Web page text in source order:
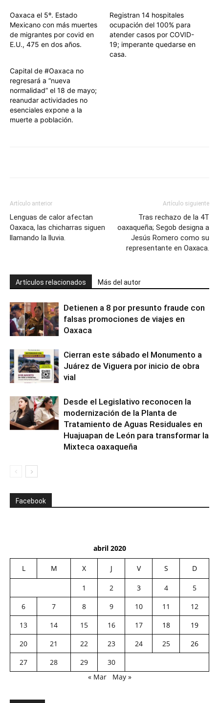
Oaxaca el 5º. Estado
Mexicano con más muertes
de migrantes por covid en
E.U., 475 en dos años.
Registran 14 hospitales
ocupación del 100% para
atender casos por COVID-
19; imperante quedarse en
casa.
Capital de #Oaxaca no
regresará a “nueva
normalidad” el 18 de mayo;
reanudar actividades no
esenciales expone a la
muerte a población.
Artículo anterior
Lenguas de calor afectan
Oaxaca, las chicharras siguen
llamando la lluvia.
Artículo siguiente
Tras rechazo de la 4T
oaxaqueña; Segob designa a
Jesús Romero como su
representante en Oaxaca.
Artículos relacionados Más del autor
Detienen a 8 por presunto fraude con
falsas promociones de viajes en
Oaxaca
Cierran este sábado el Monumento a
Juárez de Viguera por inicio de obra
vial
Desde el Legislativo reconocen la
modernización de la Planta de
Tratamiento de Aguas Residuales en
Huajuapan de León para transformar la
Mixteca oaxaqueña
Facebook
abril 2020
L M X J V S D
1 2 3 4
5
6
7 8 9 10 11
12
13
14 15 16 17 18
19
20
21 22 23 24 25
26
27
28 29
30
« Mar
May »